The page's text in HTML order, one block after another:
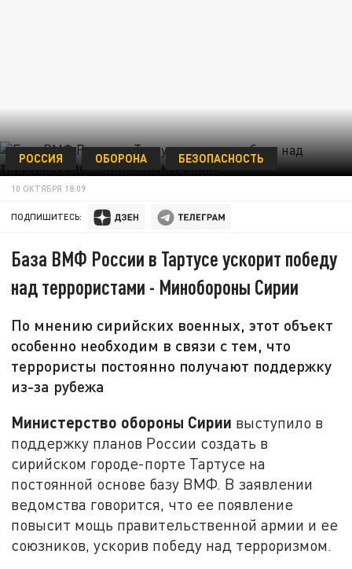
РОССИЯ ОБОРОНА БЕЗОПАСНОСТЬ
10 ОКТЯБРЯ 18:09
ПОДПИШИТЕСЬ:
База ВМФ России в Тартусе ускорит победу
над террористами - Минобороны Сирии
По мнению сирийских военных, этот объект
особенно необходим в связи с тем, что
террористы постоянно получают поддержку
из-за рубежа
Министерство обороны Сирии выступило в
поддержку планов России создать в
сирийском городе-порте Тартусе на
постоянной основе базу ВМФ. В заявлении
ведомства говорится, что ее появление
повысит мощь правительственной армии и ее
союзников, ускорив победу над терроризмом.